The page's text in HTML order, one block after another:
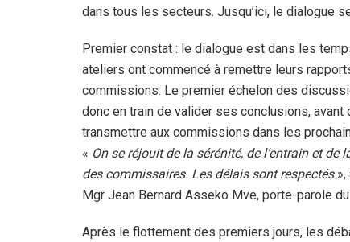
dans tous les secteurs. Jusqu’ici, le dialogue
Premier constat : le dialogue est dans les
ateliers ont commencé à remettre leurs
commissions. Le premier échelon des
donc en train de valider ses conclusions, avant
transmettre aux commissions dans les
« On se réjouit de la sérénité, de l’entrain et de
des commissaires. Les délais sont respectés»,
Mgr Jean Bernard Asseko Mve, porte-parole
Après le flottement des premiers jours, les